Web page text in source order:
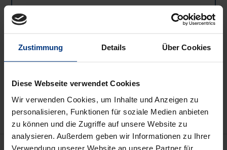
Zustimmung Details Über Cookies
Diese Webseite verwendet Cookies
Wir verwenden Cookies, um Inhalte und Anzeigen zu
personalisieren, Funktionen für soziale Medien anbieten
zu können und die Zugriffe auf unsere Website zu
analysieren. Außerdem geben wir Informationen zu Ihrer
Verwendung unserer Website an unsere Partner für
Preisangaben inkl. MwSt. Abhängig von der Lieferadresse
kann die MwSt. an der Kasse variieren.
In den Warenkorb
Zur Wunschliste hinzufügen
Hinweise zu Versandkosten
Beschreibung